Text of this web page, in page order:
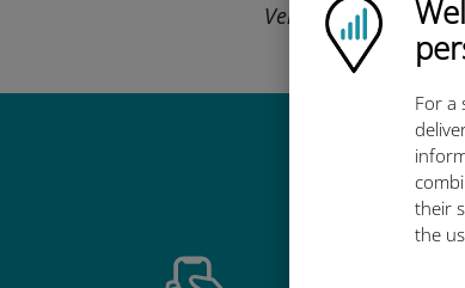
Ubigi logo
For a
their
the
Versprochen!